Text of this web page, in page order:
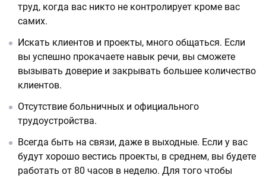
труд, когда вас никто не контролирует кроме вас
самих.
Искать клиентов и проекты, много общаться. Если
вы успешно прокачаете навык речи, вы сможете
вызывать доверие и закрывать большее количество
клиентов.
Отсутствие больничных и официального
трудоустройства.
Всегда быть на связи, даже в выходные. Если у вас
будут хорошо вестись проекты, в среднем, вы будете
работать от 80 часов в неделю. Для того чтобы